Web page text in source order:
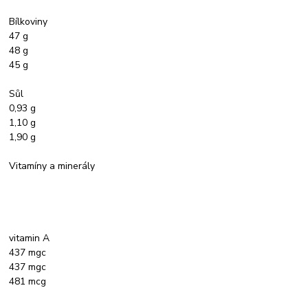
Bílkoviny
47 g
48 g
45 g
Sůl
0,93 g
1,10 g
1,90 g
Vitamíny a minerály
vitamin A
437 mgc
437 mgc
481 mcg